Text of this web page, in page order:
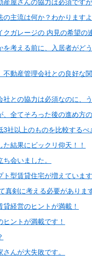
屋さんの協力は必須です
主流は何か？わかります
クガレージの 内見の希望の
を考える前に、入居者がど
動産管理会社との良好な
との協力は必須なのに、
全てそろった後の進め方
3社以上のものを比較する
結果にビックリ仰天！！
会いました。
ト型賃貸住宅が増えていま
真剣に考える必要がありま
経営のヒントが満載！
ントが満載です！
んが大失敗です。